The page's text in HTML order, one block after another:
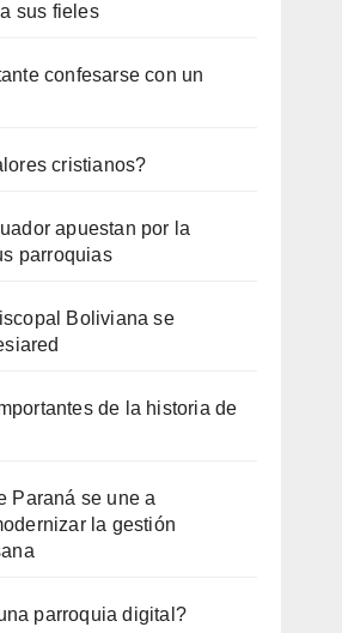
sus fieles
confesarse con un
cristianos?
apuestan por la
parroquias
Boliviana se
de la historia de
Paraná se une a
la gestión
parroquia digital?